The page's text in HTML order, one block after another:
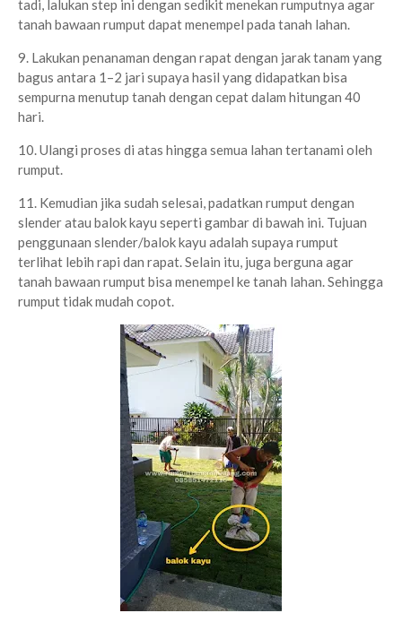
tadi, lalukan step ini dengan sedikit menekan rumputnya agar
tanah bawaan rumput dapat menempel pada tanah lahan.
9. Lakukan penanaman dengan rapat dengan jarak tanam yang
bagus antara 1–2 jari supaya hasil yang didapatkan bisa
sempurna menutup tanah dengan cepat dalam hitungan 40
hari.
10. Ulangi proses di atas hingga semua lahan tertanami oleh
rumput.
11. Kemudian jika sudah selesai, padatkan rumput dengan
slender atau balok kayu seperti gambar di bawah ini. Tujuan
penggunaan slender/balok kayu adalah supaya rumput
terlihat lebih rapi dan rapat. Selain itu, juga berguna agar
tanah bawaan rumput bisa menempel ke tanah lahan. Sehingga
rumput tidak mudah copot.